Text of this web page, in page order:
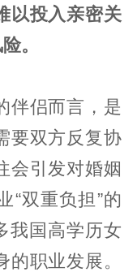
以投入亲密关
。
伴侣而言，是
要双方反复协
会引发对婚姻
“双重负担”的
我国高学历女
职业发展。